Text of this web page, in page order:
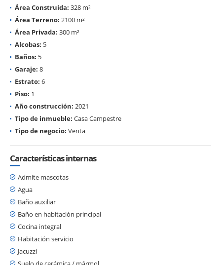
Área Construida: 328 m²
Área Terreno: 2100 m²
Área Privada: 300 m²
Alcobas: 5
Baños: 5
Garaje: 8
Estrato: 6
Piso: 1
Año construcción: 2021
Tipo de inmueble: Casa Campestre
Tipo de negocio: Venta
Características internas
Admite mascotas
Agua
Baño auxiliar
Baño en habitación principal
Cocina integral
Habitación servicio
Jacuzzi